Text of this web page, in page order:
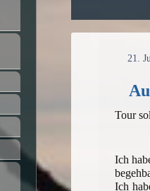
21.
Tour
Ich
Ich